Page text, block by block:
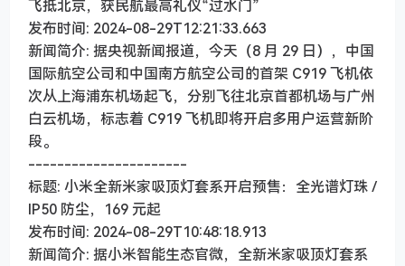
飞抵北京，获民航最高礼仪“过水门”
发布时间: 2024-08-29T12:21:33.663
新闻简介: 据央视新闻报道，今天（8 月 29 日），中国
国际航空公司和中国南方航空公司的首架 C919 飞机依
次从上海浦东机场起飞，分别飞往北京首都机场与广州
白云机场，标志着 C919 飞机即将开启多用户运营新阶
段。
----------------------
标题: 小米全新米家吸顶灯套系开启预售：全光谱灯珠 /
IP50 防尘，169 元起
发布时间: 2024-08-29T10:48:18.913
新闻简介: 据小米智能生态官微，全新米家吸顶灯套系